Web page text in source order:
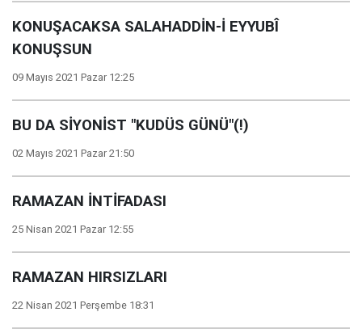
KONUŞACAKSA SALAHADDİN-İ EYYUBÎ
KONUŞSUN
09 Mayıs 2021 Pazar 12:25
BU DA SİYONİST "KUDÜS GÜNÜ"(!)
02 Mayıs 2021 Pazar 21:50
RAMAZAN İNTİFADASI
25 Nisan 2021 Pazar 12:55
RAMAZAN HIRSIZLARI
22 Nisan 2021 Perşembe 18:31